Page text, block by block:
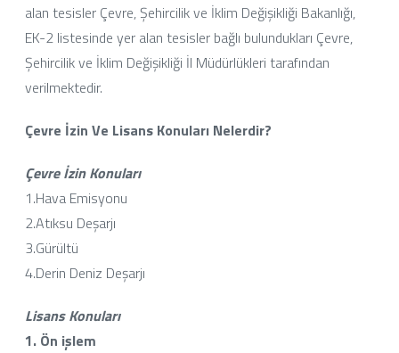
alan tesisler Çevre, Şehircilik ve İklim Değişikliği Bakanlığı,
EK-2 listesinde yer alan tesisler bağlı bulundukları Çevre,
Şehircilik ve İklim Değişikliği İl Müdürlükleri tarafından
verilmektedir.
Çevre İzin Ve Lisans Konuları Nelerdir?
Çevre İzin Konuları
1.Hava Emisyonu
2.Atıksu Deşarjı
3.Gürültü
4.Derin Deniz Deşarjı
Lisans Konuları
1. Ön işlem